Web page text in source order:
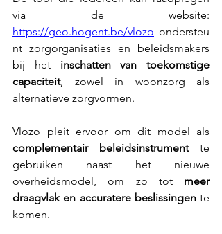
https://geo.hogent.be/vlozo ondersteu
nt zorgorganisaties en beleidsmakers
bij het inschatten van toekomstige
capaciteit, zowel in woonzorg als
alternatieve zorgvormen.
complementair beleidsinstrument te
gebruiken naast het nieuwe
overheidsmodel, om zo tot meer
draagvlak en accuratere beslissingen te
komen.